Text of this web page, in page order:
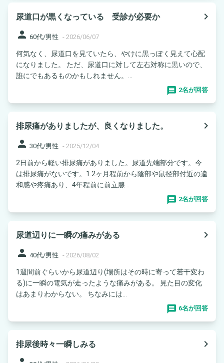
尿道口が黒くなっている 受診が必要か
navigate_next
person 60代/男性 - 2026/06/07
何気なく、尿道口を見ていたら、やけに黒っぽく見えて心配
になりました。 ただ、尿道口に対して左右対称に黒いので、
誰にでもあるものかもしれません。...
2名が回答
排尿痛がありましたが、良くなりました。
navigate_next
person 30代/男性 - 2025/12/04
2日前から軽い排尿痛がありました。尿道先端部分です。今
は排尿痛がないです。1.2ヶ月程前から陰部や鼠径部付近の違
和感や疼痛あり、4年程前に前立腺...
2名が回答
尿道辺りに一瞬の痛みがある
navigate_next
person 40代/男性 - 2026/08/02
1週間前ぐらいから尿道辺り(場所はその時に寄って若干変わ
る)に一瞬の電気が走ったような痛みがある。 見た目の変化
はあまりわからない。 ちなみには...
6名が回答
排尿後時々一瞬しみる
navigate_next